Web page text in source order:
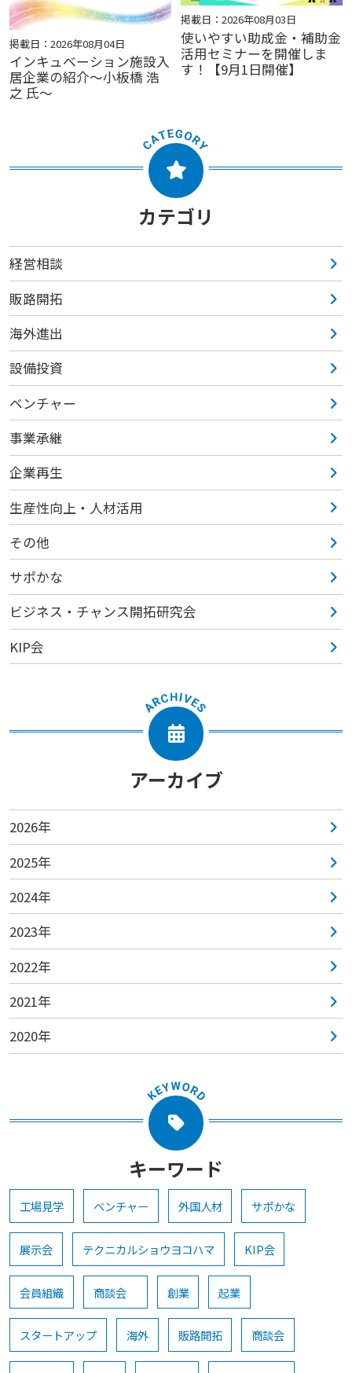
掲載日：2026年08月04日
インキュベーション施設入
居企業の紹介～小板橋 浩
之 氏～
掲載日：2026年08月03日
使いやすい助成金・補助金
活用セミナーを開催しま
す！【9月1日開催】
カテゴリ
経営相談
販路開拓
海外進出
設備投資
ベンチャー
事業承継
企業再生
生産性向上・人材活用
その他
サポかな
ビジネス・チャンス開拓研究会
KIP会
アーカイブ
2026年
2025年
2024年
2023年
2022年
2021年
2020年
キーワード
工場見学 ベンチャー 外国人材 サポかな
展示会 テクニカルショウヨコハマ KIP会
会員組織 商談会 創業 起業
スタートアップ 海外 販路開拓 商談会